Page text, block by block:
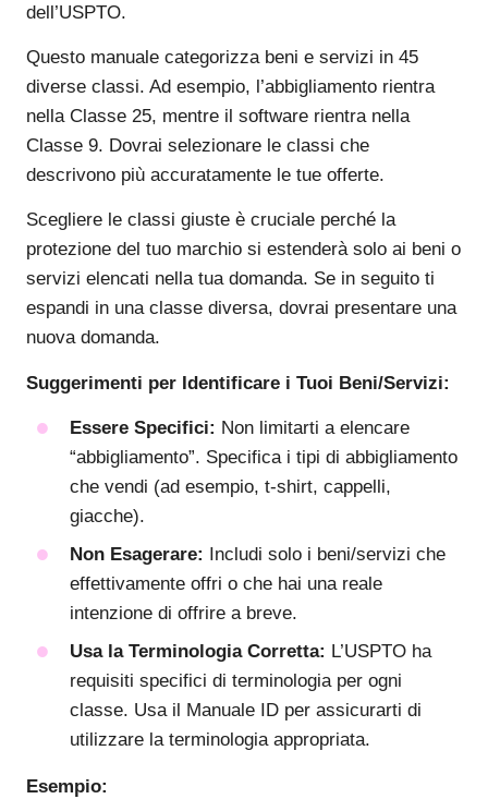
dell’USPTO.
Questo manuale categorizza beni e servizi in 45
diverse classi. Ad esempio, l’abbigliamento rientra
nella Classe 25, mentre il software rientra nella
Classe 9. Dovrai selezionare le classi che
descrivono più accuratamente le tue offerte.
Scegliere le classi giuste è cruciale perché la
protezione del tuo marchio si estenderà solo ai beni o
servizi elencati nella tua domanda. Se in seguito ti
espandi in una classe diversa, dovrai presentare una
nuova domanda.
Suggerimenti per Identificare i Tuoi Beni/Servizi:
Essere Specifici: Non limitarti a elencare
“abbigliamento”. Specifica i tipi di abbigliamento
che vendi (ad esempio, t-shirt, cappelli,
giacche).
Non Esagerare: Includi solo i beni/servizi che
effettivamente offri o che hai una reale
intenzione di offrire a breve.
Usa la Terminologia Corretta: L’USPTO ha
requisiti specifici di terminologia per ogni
classe. Usa il Manuale ID per assicurarti di
utilizzare la terminologia appropriata.
Esempio: